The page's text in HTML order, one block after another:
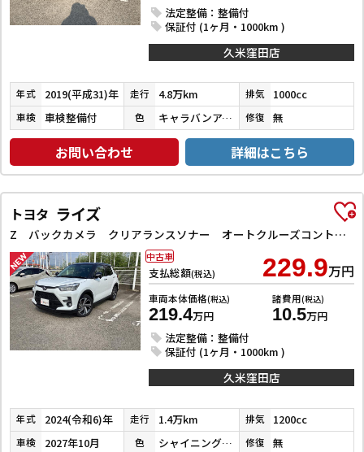
法定整備：整備付
保証付 (1ヶ月・1000km )
久米窪田店
年式 2019(平成31)年 走行 4.8万km 排気 1000cc
車検 車検整備付 色 キャラバンアイボリーパールメタリック／ピュアホワイトパール 修復 無
お問い合わせ 詳細はこちら
トヨタ ライズ
Z バックカメラ クリアランスソナー オートクルーズコントロール レーンアシスト 衝突被害軽減システム TV LEDヘッドランプ アルミホイール スマートキー アイドリングストップ 電動格納ミラー
支払総額(税込) 229.9万円
車両本体価格(税込)
219.4万円
諸費用(税込)
10.5万円
法定整備：整備付
保証付 (1ヶ月・1000km )
中古車
久米窪田店
年式 2024(令和6)年 走行 1.4万km 排気 1200cc
車検 2027年10月 色 シャイニングホワイトパール／ブラックマイカメタリック 修復 無